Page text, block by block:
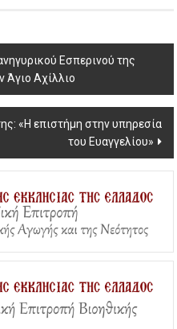
Εσπερινού της
Άγιο Αχίλλιο
«Η επιστήμη στην υπηρεσία
του Ευαγγελίου»